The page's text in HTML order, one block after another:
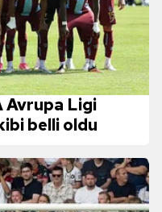
Avrupa Ligi
belli oldu